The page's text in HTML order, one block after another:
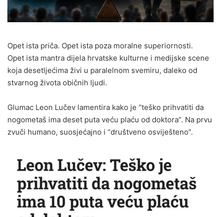
Opet ista priča. Opet ista poza moralne superiornosti.
Opet ista mantra dijela hrvatske kulturne i medijske scene
koja desetljećima živi u paralelnom svemiru, daleko od
stvarnog života običnih ljudi.
Glumac Leon Lučev lamentira kako je “teško prihvatiti da
nogometaš ima deset puta veću plaću od doktora”. Na prvu
zvuči humano, suosjećajno i “društveno osviješteno”.